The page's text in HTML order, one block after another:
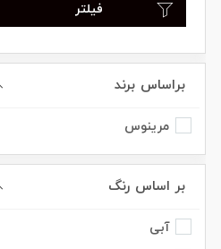
فیلتر
براساس برند
مرینوس
بر اساس رنگ
آبی